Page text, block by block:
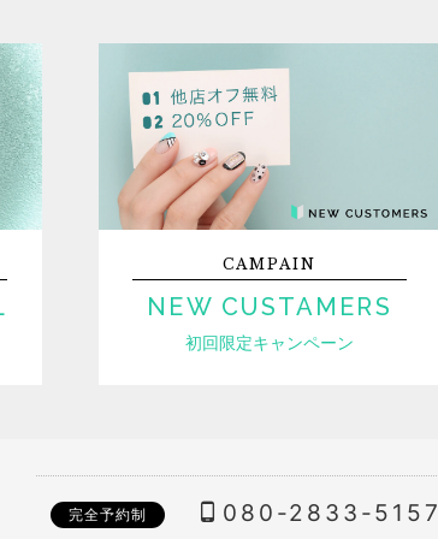
CAMPAIN
NEW CUSTAMERS
初回限定キャンペーン
完全予約制 080-2833-5157